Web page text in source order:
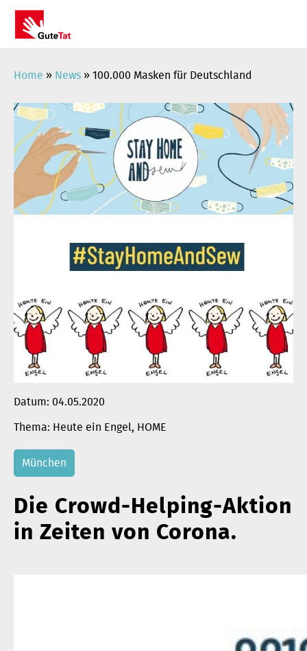
springen
Home » News » 100.000 Masken für Deutschland
Datum: 04.05.2020
Heute ein Engel , HOME
München
Die Crowd-Helping-Aktion
in Zeiten von Corona.